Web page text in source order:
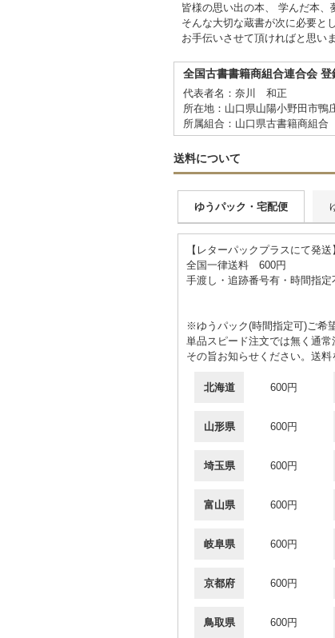
皆様の思い出の本、 学んだ本、
そんな大切な蔵書が次に必要と
お手伝いさせて頂ければと思いま
全国古書書籍商組合連合会 登
代表者名：奈川 和正
所在地：山口県山陽小野田市鴨
所属組合：山口県古書籍商組合
送料について
ゆうパック・宅配便
【レターパックプラスにて発送
全国一律送料 600円
手渡し・追跡番号有・時間指定
※ゆうパック(時間指定可)ご希
単品スピード注文では無く通常
その旨お知らせください。送料
北海道 600円
山形県 600円
埼玉県 600円
富山県 600円
岐阜県 600円
京都府 600円
鳥取県 600円